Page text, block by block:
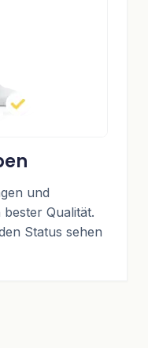
und
Qualität.
Status sehen